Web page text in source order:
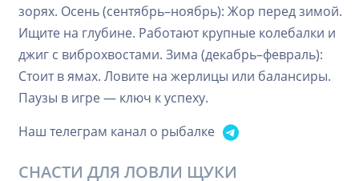
зорях. Осень (сентябрь–ноябрь): Жор перед зимой.
Ищите на глубине. Работают крупные колебалки и
джиг с виброхвостами. Зима (декабрь–февраль):
Стоит в ямах. Ловите на жерлицы или балансиры.
Паузы в игре — ключ к успеху.
Наш телеграм канал о рыбалке
СНАСТИ ДЛЯ ЛОВЛИ ЩУКИ